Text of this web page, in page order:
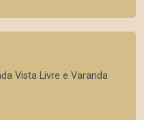
Vista Livre e Varanda